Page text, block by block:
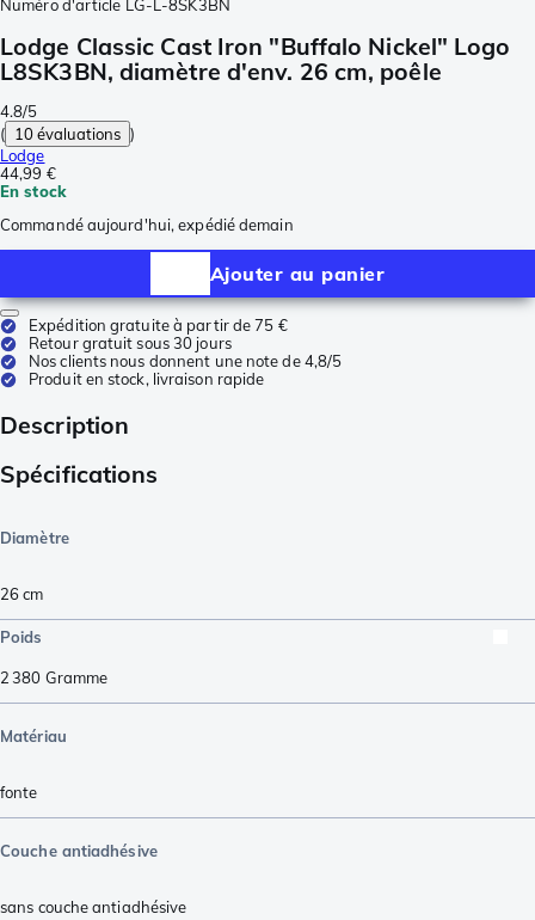
Numéro d'article LG-L-8SK3BN
Lodge Classic Cast Iron "Buffalo Nickel" Logo
L8SK3BN, diamètre d'env. 26 cm, poêle
4.8/5
( 10 évaluations )
Lodge
44,99 €
En stock
Commandé aujourd'hui, expédié demain
Ajouter au panier
Expédition gratuite à partir de 75 €
Retour gratuit sous 30 jours
Nos clients nous donnent une note de 4,8/5
Produit en stock, livraison rapide
Description
Spécifications
Diamètre
26 cm
Poids
2 380 Gramme
Matériau
fonte
Couche antiadhésive
sans couche antiadhésive